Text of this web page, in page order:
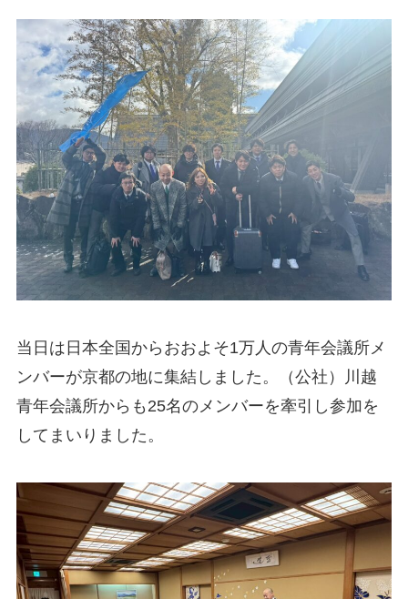
当日は日本全国からおおよそ1万人の青年会議所メ
ンバーが京都の地に集結しました。（公社）川越
青年会議所からも25名のメンバーを牽引し参加を
してまいりました。